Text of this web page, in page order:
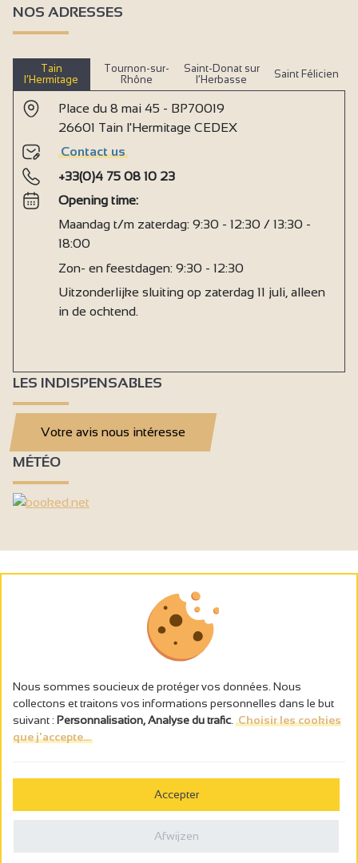
NOS ADRESSES
Tain
l’Hermitage
Tournon-sur-
Rhône
Saint-Donat sur
l’Herbasse
Saint Félicien
Place du 8 mai 45 - BP70019
26601 Tain l'Hermitage CEDEX
Contact us
+33(0)4 75 08 10 23
Opening time:
Maandag t/m zaterdag: 9:30 - 12:30 / 13:30 -
18:00
Zon- en feestdagen: 9:30 - 12:30
Uitzonderlijke sluiting op zaterdag 11 juli, alleen
in de ochtend.
LES INDISPENSABLES
Votre avis nous intéresse
MÉTÉO
L’abus d’alcool est dangereux pour la santé, à consommer avec
Politique de confidentialité
Nous sommes soucieux de protéger vos données. Nous
collectons et traitons vos informations personnelles dans le but
suivant : Personnalisation, Analyse du trafic Choisir les cookies
que j'accepte...
Accepter
Afwijzen